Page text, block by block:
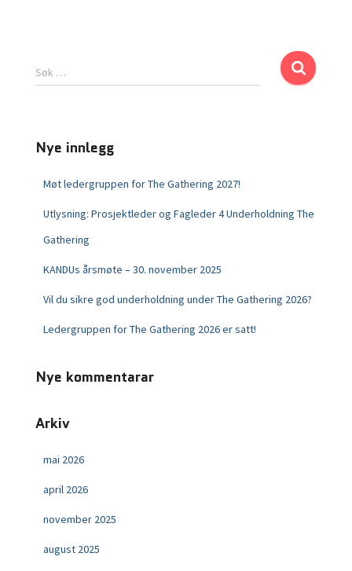
Søk …
Nye innlegg
Møt ledergruppen for The Gathering 2027!
Utlysning: Prosjektleder og Fagleder 4 Underholdning The
Gathering
KANDUs årsmøte – 30. november 2025
Vil du sikre god underholdning under The Gathering 2026?
Ledergruppen for The Gathering 2026 er satt!
Nye kommentarar
Arkiv
mai 2026
april 2026
november 2025
august 2025